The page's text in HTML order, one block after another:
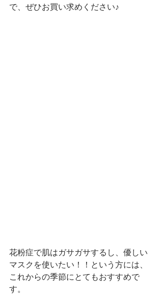
で、ぜひお買い求めください♪
花粉症で肌はガサガサするし、優しい
マスクを使いたい！！という方には、
これからの季節にとてもおすすめで
す。